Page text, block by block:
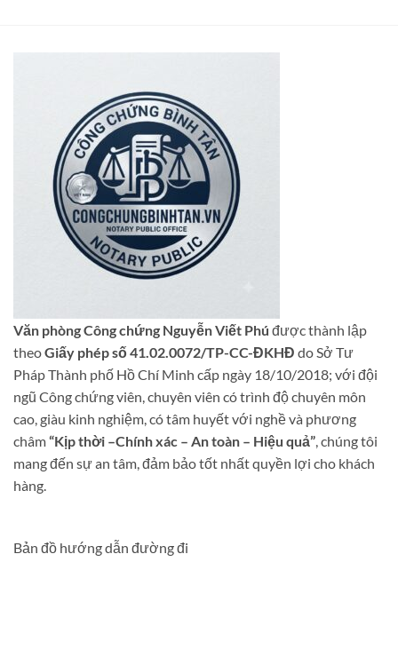
Văn phòng Công chứng Nguyễn Viết Phú được thành lập
theoGiấy phép số 41.02.0072/TP-CC-ĐKHĐ do Sở Tư
Pháp Thành phố Hồ Chí Minh cấp ngày 18/10/2018; với đội
ngũ Công chứng viên, chuyên viên có trình độ chuyên môn
cao, giàu kinh nghiệm, có tâm huyết với nghề và phương
châm“Kịp thời –Chính xác – An toàn – Hiệu quả”, chúng tôi
mang đến sự an tâm, đảm bảo tốt nhất quyền lợi cho khách
hàng.
Bản đồ hướng dẫn đường đi